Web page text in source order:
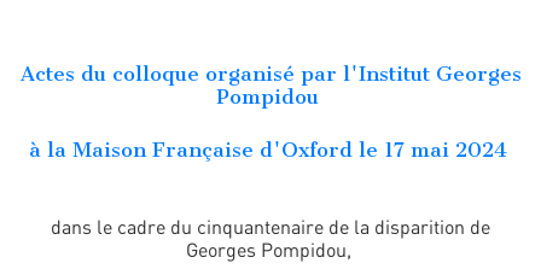
Actes du colloque organisé par l'Institut Georges
Pompidou
à la Maison Française d'Oxford le 17 mai 2024
dans le cadre du cinquantenaire de la disparition de
Georges Pompidou,